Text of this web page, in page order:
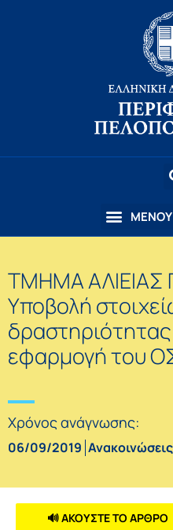
ΤΜΗΜΑ ΑΛΙΕΙΑΣ
Υποβολή
εφαρμογή του
Χρόνος ανάγνωσης:
06/09/2019 Ανακοινώσεις
🔊 ΑΚΟΥΣΤΕ ΤΟ ΑΡΘΡΟ